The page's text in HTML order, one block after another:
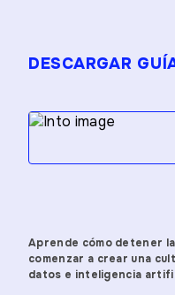
DESCARGAR
Aprende cómo detener
comenzar a crear una
datos e inteligencia